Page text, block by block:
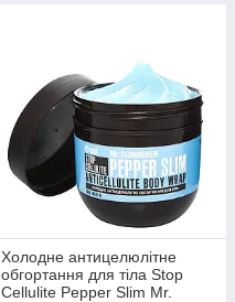
Холодне антицелюлітне
обгортання для тіла Stop
Cellulite Pepper Slim Mr.